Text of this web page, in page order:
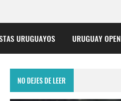
URUGUAYOS URUGUAY OPEN
NO DEJES DE LEER